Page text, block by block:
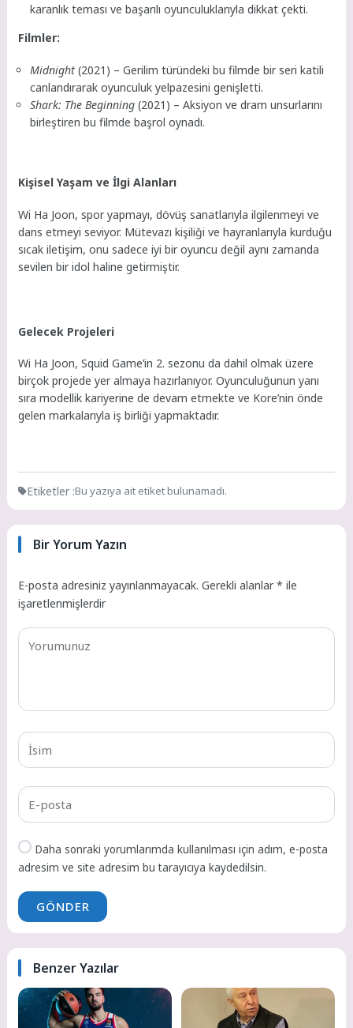
karanlık teması ve başarılı oyunculuklarıyla dikkat çekti.
Filmler:
Midnight (2021) – Gerilim türündeki bu filmde bir seri katili
canlandırarak oyunculuk yelpazesini genişletti.
Shark: The Beginning (2021) – Aksiyon ve dram unsurlarını
birleştiren bu filmde başrol oynadı.
Kişisel Yaşam ve İlgi Alanları
Wi Ha Joon, spor yapmayı, dövüş sanatlarıyla ilgilenmeyi ve
dans etmeyi seviyor. Mütevazı kişiliği ve hayranlarıyla kurduğu
sıcak iletişim, onu sadece iyi bir oyuncu değil aynı zamanda
sevilen bir idol haline getirmiştir.
Gelecek Projeleri
Wi Ha Joon, Squid Game’in 2. sezonu da dahil olmak üzere
birçok projede yer almaya hazırlanıyor. Oyunculuğunun yanı
sıra modellik kariyerine de devam etmekte ve Kore’nin önde
gelen markalarıyla iş birliği yapmaktadır.
Etiketler :Bu yazıya ait etiket bulunamadı.
Bir Yorum Yazın
E-posta adresiniz yayınlanmayacak. Gerekli alanlar* ile
işaretlenmişlerdir
Daha sonraki yorumlarımda kullanılması için adım, e-posta
adresim ve site adresim bu tarayıcıya kaydedilsin.
GÖNDER
Benzer Yazılar